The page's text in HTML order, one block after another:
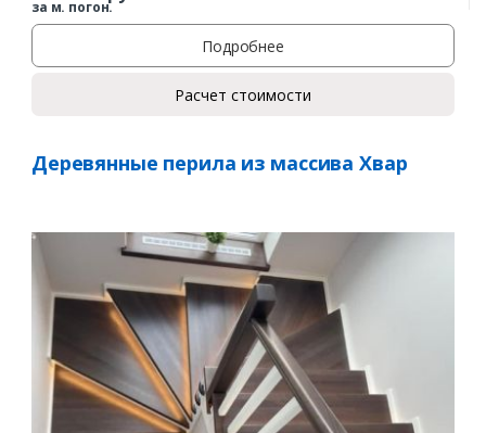
за м. погон.
Подробнее
Расчет стоимости
Деревянные перила из массива Хвар